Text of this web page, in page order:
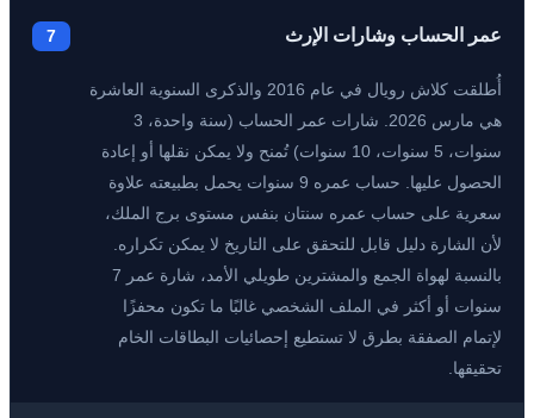
عمر الحساب وشارات الإرث
أُطلقت كلاش رويال في عام 2016 والذكرى السنوية العاشرة
هي مارس 2026. شارات عمر الحساب (سنة واحدة، 3
سنوات، 5 سنوات، 10 سنوات) تُمنح ولا يمكن نقلها أو إعادة
الحصول عليها. حساب عمره 9 سنوات يحمل بطبيعته علاوة
سعرية على حساب عمره سنتان بنفس مستوى برج الملك،
لأن الشارة دليل قابل للتحقق على التاريخ لا يمكن تكراره.
بالنسبة لهواة الجمع والمشترين طويلي الأمد، شارة عمر 7
سنوات أو أكثر في الملف الشخصي غالبًا ما تكون محفزًا
لإتمام الصفقة بطرق لا تستطيع إحصائيات البطاقات الخام
تحقيقها.
7